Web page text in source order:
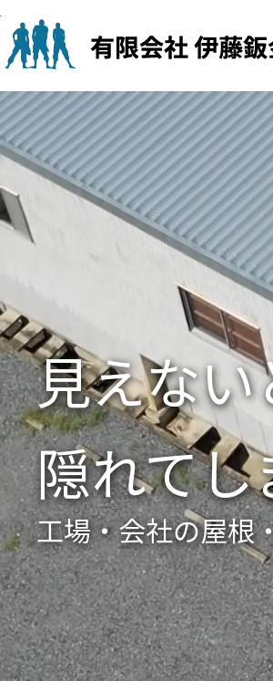
Skip
to
content
見えな
隠れて
工場・会社の屋根